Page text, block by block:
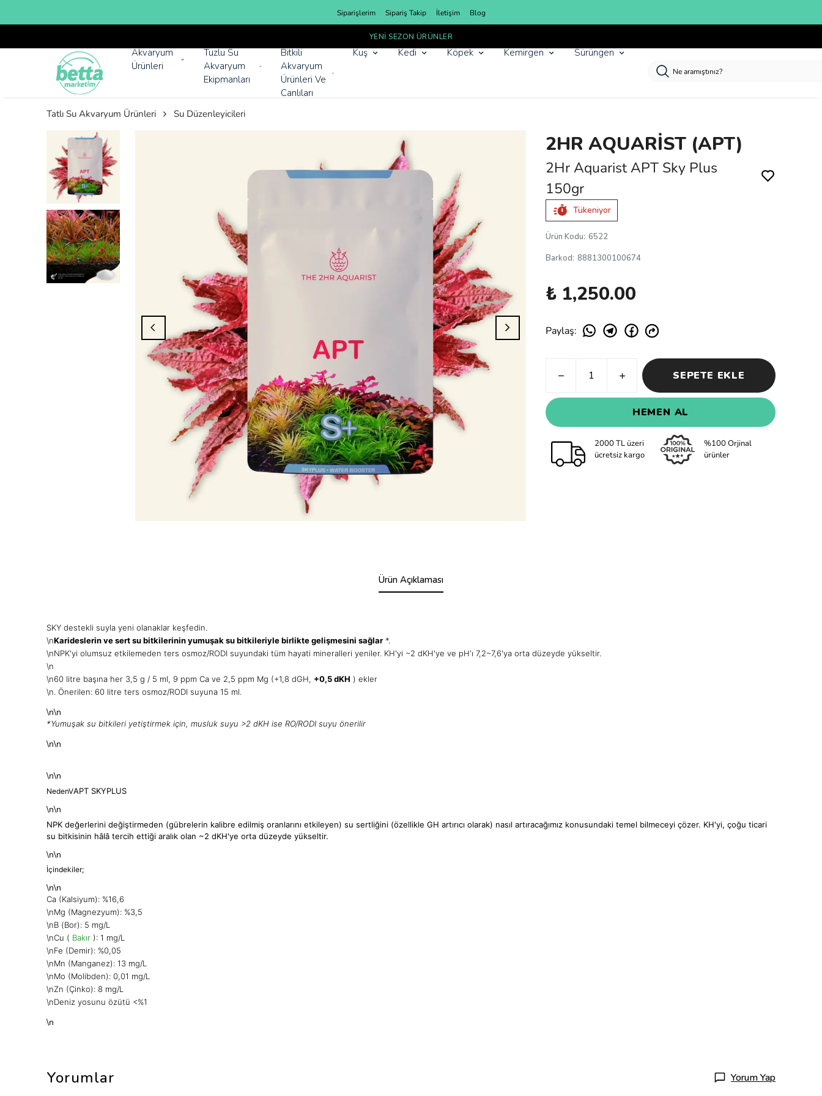
Siparişlerim Sipariş Takip İletişim Blog
YENI SEZON ÜRÜNLER
Akvaryum
Ürünleri
Tuzlu Su
Akvaryum
Ekipmanları
Bitkili
Akvaryum
Ürünleri Ve
Canlıları
Kuş Kedi Köpek Kemirgen Sürüngen
Tatlı Su Akvaryum Ürünleri Su Düzenleyicileri
2HR AQUARİST (APT)
2Hr Aquarist APT Sky Plus
150gr
Tükeniyor
Ürün Kodu: 6522
Barkod: 8881300100674
₺ 1,250.00
Paylaş:
SEPETE EKLE
HEMEN AL
2000 TL üzeri
ücretsiz kargo
%100 Orjinal
ürünler
Ürün Açıklaması
SKY destekli suyla yeni olanaklar keşfedin.
\nKarideslerin ve sert su bitkilerinin yumuşak su bitkileriyle birlikte gelişmesini sağlar *.
\nNPK'yi olumsuz etkilemeden ters osmoz/RODI suyundaki tüm hayati mineralleri yeniler. KH'yi ~2 dKH'ye ve pH'ı 7,2~7,6'ya orta düzeyde yükseltir.
\n
\n60 litre başına her 3,5 g / 5 ml, 9 ppm Ca ve 2,5 ppm Mg (+1,8 dGH, +0,5 dKH ) ekler
\n. Önerilen: 60 litre ters osmoz/RODI suyuna 15 ml.
\n\n
*Yumuşak su bitkileri yetiştirmek için, musluk suyu >2 dKH ise RO/RODI suyu önerilir
\n\n
\n\n
NedenVAPT SKYPLUS
\n\n
NPK değerlerini değiştirmeden (gübrelerin kalibre edilmiş oranlarını etkileyen) su sertliğini (özellikle GH artırıcı olarak) nasıl artıracağımız konusundaki temel bilmeceyi çözer. KH'yi, çoğu ticari
su bitkisinin hâlâ tercih ettiği aralık olan ~2 dKH'ye orta düzeyde yükseltir.
\n\n
İçindekiler;
\n\n
Ca (Kalsiyum): %16,6
\nMg (Magnezyum): %3,5
\nB (Bor): 5 mg/L
\nCu ( Bakır ): 1 mg/L
\nFe (Demir): %0,05
\nMn (Manganez): 13 mg/L
\nMo (Molibden): 0,01 mg/L
\nZn (Çinko): 8 mg/L
\nDeniz yosunu özütü <%1
\n
Yorumlar Yorum Yap